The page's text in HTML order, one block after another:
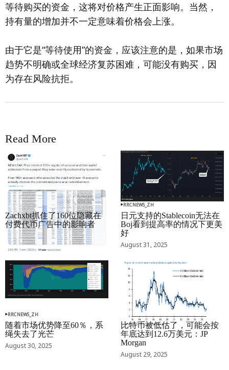
等待购买的资金，这将对价格产生正面影响。当然，
持有量的增加并不一定意味着价格会上涨。
由于它是“等待使用”的资金，应该注意的是，如果市场
趋势不明确或全球经济复苏困难，可能没有购买，因
为存在风险抗拒。
Read More
RRCNEWS_ZH
Zachxbt抓住了160位隐藏在
付费代币广告中的影响者
September 01, 2025
RRCNEWS_ZH
日元支持的Stablecoin无法在
Boj看到提高率的情况下更美
好
August 31, 2025
RRCNEWS_ZH
随着市场优势降至60％，系
绳失去了光芒
August 30, 2025
RRCNEWS_ZH
比特币被低估了，可能会按
年底达到12.6万美元：JP
Morgan
August 29, 2025